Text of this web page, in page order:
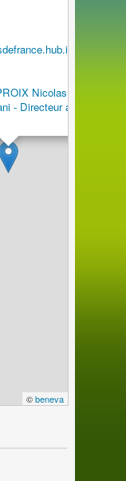
Nicolas
- Directeur adjoint
©beneva